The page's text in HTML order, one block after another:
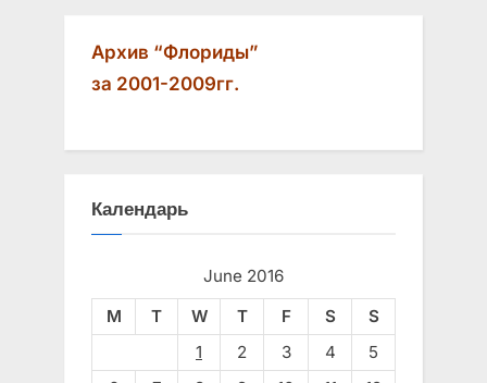
Архив “Флориды”
за 2001-2009гг.
Календарь
June 2016
M
T W T F S
S
1
2 3 4
5